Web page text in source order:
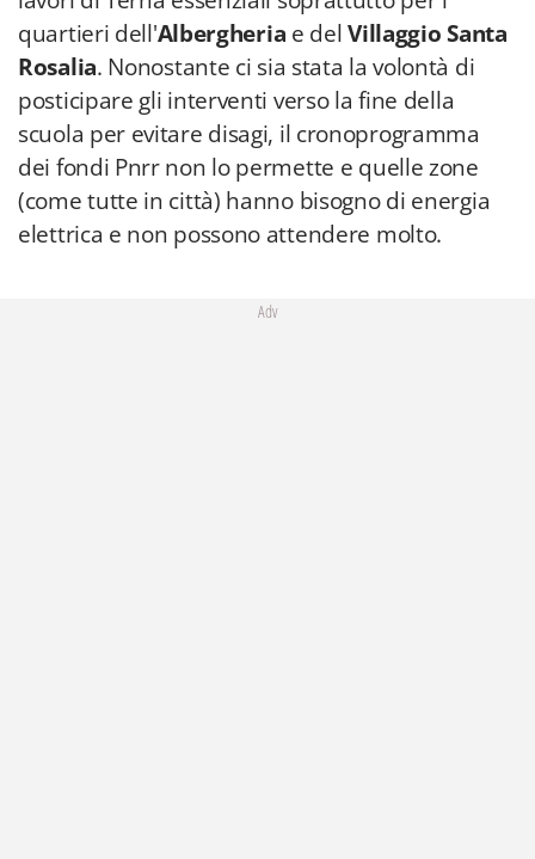
quartieri dell'Albergheria e delVillaggio Santa
Rosalia. Nonostante ci sia stata la volontà di
posticipare gli interventi verso la fine della
scuola per evitare disagi, il cronoprogramma
dei fondi Pnrr non lo permette e quelle zone
(come tutte in città) hanno bisogno di energia
elettrica e non possono attendere molto.
Adv